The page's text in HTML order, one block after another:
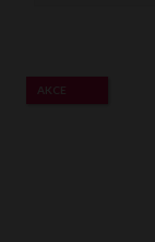
AKCE